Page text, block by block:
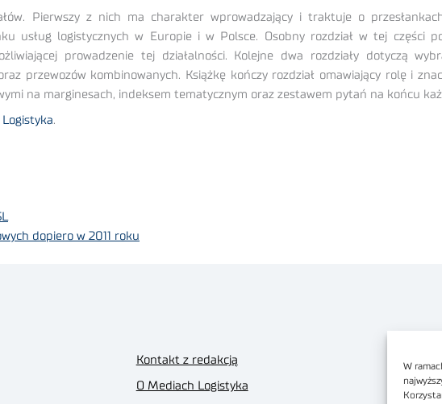
W
Pierwszy z nich ma charakter wprowadzający i traktuje o
usług logistycznych w Europie i w Polsce. Osobny rozdział w tej części
prowadzenie tej działalności. Kolejne dwa rozdziały dotyczą
przewozów kombinowanych. Książkę kończy rozdział omawiający rolę i
na marginesach, indeksem tematycznym oraz zestawem pytań na końcu
.
dopiero w 2011 roku
Kontakt z redakcją
O Mediach Logistyka